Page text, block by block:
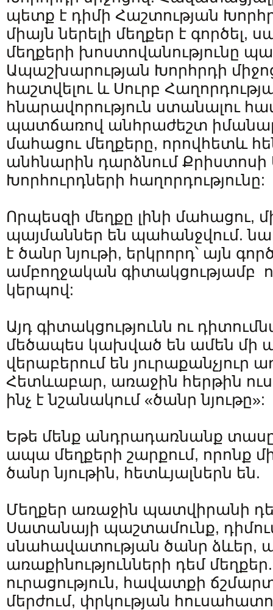
պետք է դիմի Հաշտության
միայն ներելի մեղքեր է գործել,
մեղքերի խոստովանությունը
Ապաշխարության Խորհրդի
հաշտվելու և Սուրբ
հնարավորություն ստանալու
պատճառով անհրաժեշտ
մահացու մեղքերը, որովհետև
անհնարին դարձնում Քրիստոսի
Խորհուրդների հաղորդությունը:
Որպեսզի մեղքը լինի մահացու,
պայմաններ են պահանջվում.
է ծանր նյութի, երկրորդ՝ այն
ամբողջական գիտակցությամբ
կերպով:
Այդ գիտակցությունն ու
մեծապես կախված են ամեն մի
վերաբերում են յուրաքանչյուր
Հետևաբար, առաջին հերթին
ինչ է նշանակում «ծանր նյութը»:
Եթե մենք անդրադառնանք
ապա մեղքերի շարքում, որոնք
ծանր նյութին, հետևյալներն են.
Մեղքեր առաջին պատվիրանի
Սատանայի պաշտամունք,
սնահավատության ծանր
առաքինությունների դեմ
ուրացություն, հավատքի
մերժում, փրկության